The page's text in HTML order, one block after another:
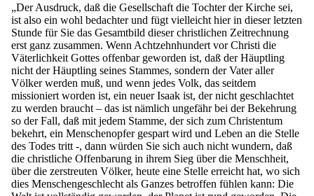
„Der Ausdruck, daß die Gesellschaft die Tochter der Kirche sei,
ist also ein wohl bedachter und fügt vielleicht hier in dieser letzten
Stunde für Sie das Gesamtbild dieser christlichen Zeitrechnung
erst ganz zusammen. Wenn Achtzehnhundert vor Christi die
Väterlichkeit Gottes offenbar geworden ist, daß der Häuptling
nicht der Häuptling seines Stammes, sondern der Vater aller
Völker werden muß, und wenn jedes Volk, das seitdem
missioniert worden ist, ein neuer Isaak ist, der nicht geschlachtet
zu werden braucht – das ist nämlich ungefähr bei der Bekehrung
so der Fall, daß mit jedem Stamme, der sich zum Christentum
bekehrt, ein Menschenopfer gespart wird und Leben an die Stelle
des Todes tritt -, dann würden Sie sich auch nicht wundern, daß
die christliche Offenbarung in ihrem Sieg über die Menschheit,
über die zerstreuten Völker, heute eine Stelle erreicht hat, wo sich
dies Menschengeschlecht als Ganzes betroffen fühlen kann: Die